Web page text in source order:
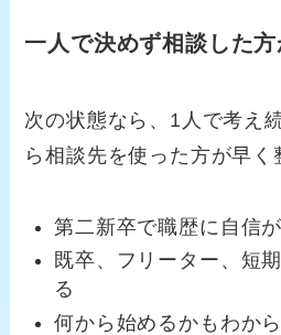
一人で決めず相談した方
次の状態なら、1人で考え
ら相談先を使った方が早く
第二新卒で職歴に自信
既卒、フリーター、短
る
何から始めるかもわか